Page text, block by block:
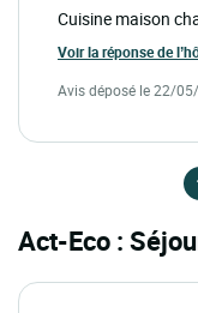
Cuisine maison
Voir la réponse de
Avis déposé le 22/
Act-Eco :